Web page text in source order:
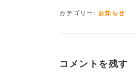
カテゴリー: お知らせ
コメントを残す